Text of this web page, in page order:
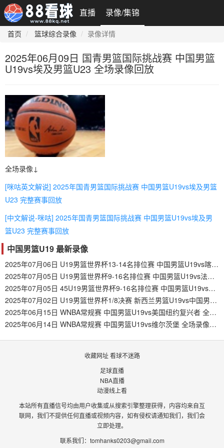
直播 录像/集锦
首页 篮球综合录像 录像详情
2025年06月09日 国青男篮国际挑战赛 中国男篮
U19vs埃及男篮U23 全场录像回放
全场录像↓
[咪咕英文解说] 2025年国青男篮国际挑战赛 中国男篮U19vs埃及男篮
U23 完整赛事回放
[中文解说-咪咕] 2025年国青男篮国际挑战赛 中国男篮U19vs埃及男
篮U23 完整赛事回放
中国男篮U19 最新录像
2025年07月06日 U19男篮世界杯13-14名排位赛 中国男篮U19vs喀麦隆男篮U19 全场录像回放
2025年07月05日 U19男篮世界杯9-16名排位赛 中国男篮U19vs法国男篮U19 全场录像回放
2025年07月05日 45U19男篮世界杯9-16名排位赛 中国男篮U19vs法国男篮U19 全场录像回放
2025年07月02日 U19男篮世界杯1/8决赛 新西兰男篮U19vs中国男篮U19 全场录像回放
2025年06月15日 WNBA常规赛 中国男篮U19vs美国纽约复兴者 全场录像回放
2025年06月14日 WNBA常规赛 中国男篮U19vs维尔茨堡 全场录像回放
收藏网址 看球不迷路
足球直播
NBA直播
动漫线上看
本站所有直播信号均由用户收集或从搜索引擎整理获得，内容均来自互
联网，我们不提供任何直播或视频内容，如有侵权请通知我们，我们会
立即处理。
联系我们： tomhanks0203@gmail.com